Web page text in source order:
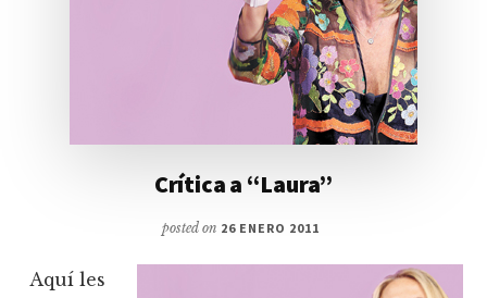
Crítica a “Laura”
posted on 26 ENERO 2011
Aquí les